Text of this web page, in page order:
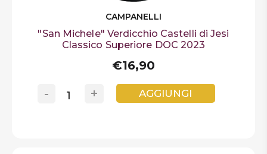
CAMPANELLI
"San Michele" Verdicchio Castelli di Jesi
Classico Superiore DOC 2023
€16,90
+
- AGGIUNGI